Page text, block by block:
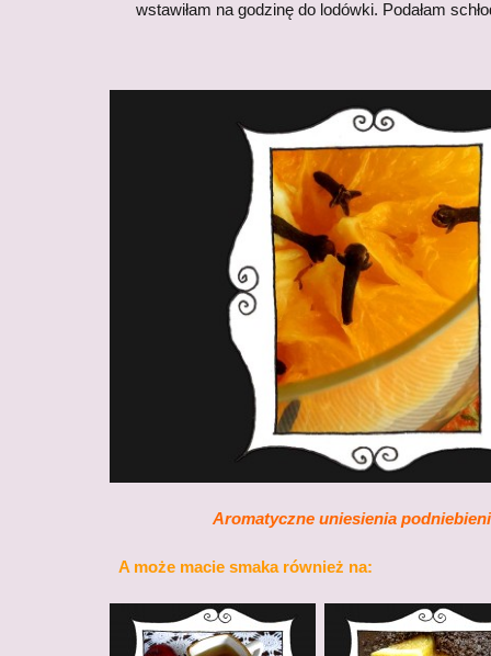
wstawiłam na godzinę do lodówki. Podałam
Aromatyczne uniesienia
A może macie smaka również na: